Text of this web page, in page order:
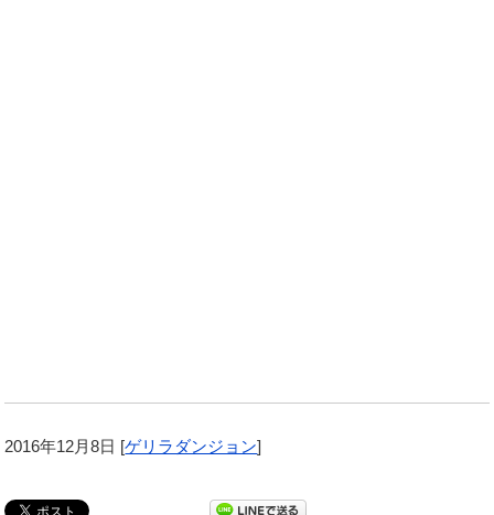
2016年12月8日 [ゲリラダンジョン]